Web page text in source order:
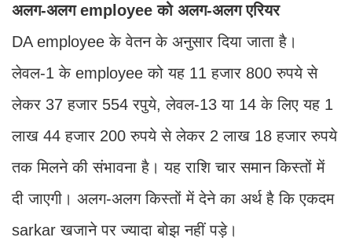
अलग-अलग employee को अलग-अलग एरियर
DA employee के वेतन के अनुसार दिया जाता है।
लेवल-1 के employee को यह 11 हजार 800 रुपये से
लेकर 37 हजार 554 रपुये, लेवल-13 या 14 के लिए यह 1
लाख 44 हजार 200 रुपये से लेकर 2 लाख 18 हजार रुपये
तक मिलने की संभावना है। यह रा​शि चार समान किस्तों में
दी जाएगी। अलग-अलग किस्तों में देने का अर्थ है कि एकदम
sarkar खजाने पर ज्यादा बोझ नहीं पड़े।